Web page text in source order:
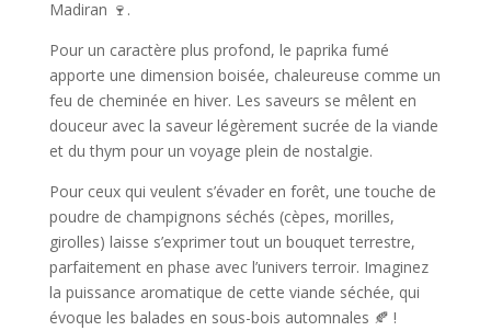
Madiran 🍷.
Pour un caractère plus profond, le paprika fumé
apporte une dimension boisée, chaleureuse comme un
feu de cheminée en hiver. Les saveurs se mêlent en
douceur avec la saveur légèrement sucrée de la viande
et du thym pour un voyage plein de nostalgie.
Pour ceux qui veulent s’évader en forêt, une touche de
poudre de champignons séchés (cèpes, morilles,
girolles) laisse s’exprimer tout un bouquet terrestre,
parfaitement en phase avec l’univers terroir. Imaginez
la puissance aromatique de cette viande séchée, qui
évoque les balades en sous-bois automnales 🍂 !